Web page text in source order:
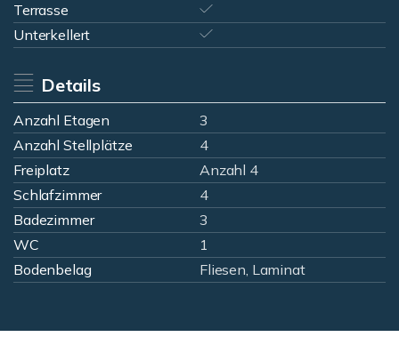
Terrasse
Unterkellert
Details
Anzahl Etagen
3
Anzahl Stellplätze
4
Freiplatz
Anzahl 4
Schlafzimmer
4
Badezimmer
3
WC
1
Bodenbelag
Fliesen, Laminat